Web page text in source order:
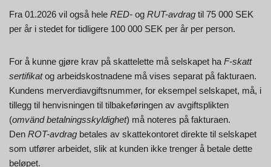
Fra 01.2026 vil også hele RED- og RUT-avdrag til 75 000 SEK
per år i stedet for tidligere 100 000 SEK per år per person.
For å kunne gjøre krav på skattelette må selskapet ha F-skatt
sertifikatog arbeidskostnadene må vises separat på fakturaen.
Kundens merverdiavgiftsnummer, for eksempel selskapet, må, i
tillegg til henvisningen til tilbakeføringen av avgiftsplikten
(omvänd betalningsskyldighet) må noteres på fakturaen.
Den ROT-avdrag betales av skattekontoret direkte til selskapet
som utfører arbeidet, slik at kunden ikke trenger å betale dette
beløpet.